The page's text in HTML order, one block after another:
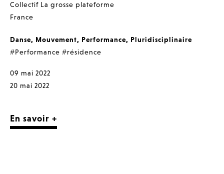
Collectif La grosse plateforme
France
Danse, Mouvement, Performance, Pluridisciplinaire
#Performance #résidence
09 mai 2022
20 mai 2022
En savoir +